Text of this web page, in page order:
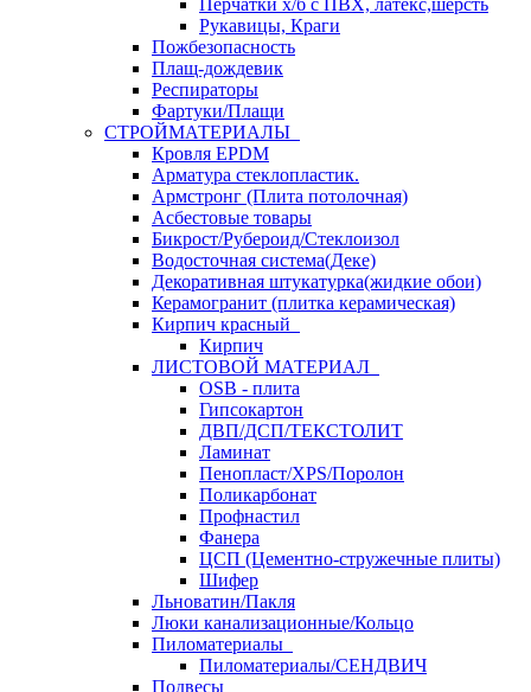
Перчатки х/б с ПВХ, латекс,шерсть
Рукавицы, Краги
Пожбезопасность
Плащ-дождевик
Респираторы
Фартуки/Плащи
СТРОЙМАТЕРИАЛЫ
Кровля ЕРDM
Арматура стеклопластик.
Армстронг (Плита потолочная)
Асбестовые товары
Бикрост/Рубероид/Стеклоизол
Водосточная система(Деке)
Декоративная штукатурка(жидкие обои)
Керамогранит (плитка керамическая)
Кирпич красный
Кирпич
ЛИСТОВОЙ МАТЕРИАЛ
OSB - плита
Гипсокартон
ДВП/ДСП/ТЕКСТОЛИТ
Ламинат
Пенопласт/XPS/Поролон
Поликарбонат
Профнастил
Фанера
ЦСП (Цементно-стружечные плиты)
Шифер
Льноватин/Пакля
Люки канализационные/Кольцо
Пиломатериалы
Пиломатериалы/СЕНДВИЧ
Подвесы